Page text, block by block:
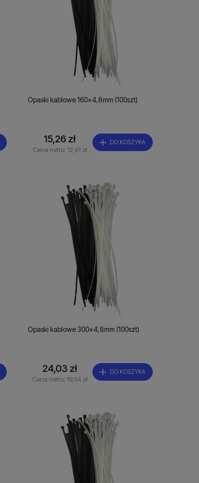
Opaski kablowe 160x4,8mm (100szt)
15,26 zł
Cena netto: 12,41 zł
DO KOSZYKA
Opaski kablowe 300x4,8mm (100szt)
24,03 zł
Cena netto: 19,54 zł
DO KOSZYKA